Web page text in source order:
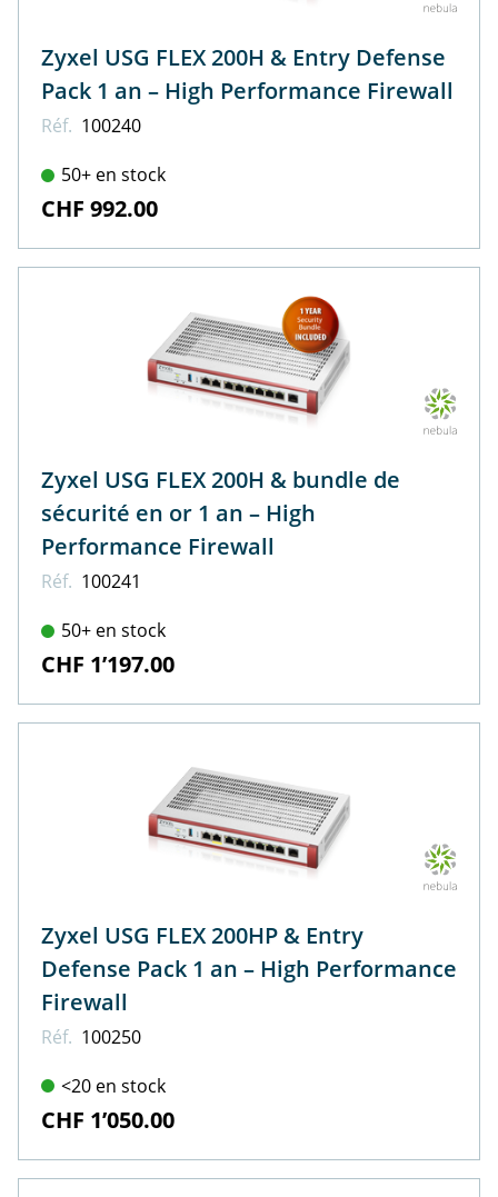
Zyxel USG FLEX 200H & Entry Defense
Pack 1 an – High Performance Firewall
Réf. 100240
50+ en stock
CHF 992.00
Zyxel USG FLEX 200H & bundle de
sécurité en or 1 an – High
Performance Firewall
Réf. 100241
50+ en stock
CHF 1’197.00
Zyxel USG FLEX 200HP & Entry
Defense Pack 1 an – High Performance
Firewall
Réf. 100250
<20 en stock
CHF 1’050.00